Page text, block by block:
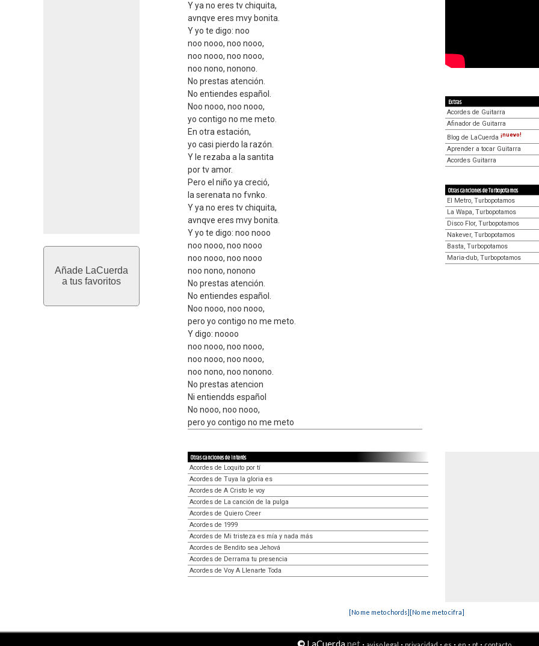
Añade LaCuerda
a tus favoritos
Y ya no eres tv chiquita,
avnqve eres mvy bonita.
Y yo te digo: noo
noo nooo, noo nooo,
noo nooo, noo nooo,
noo nono, nonono.
No prestas atención.
No entiendes español.
Noo nooo, noo nooo,
yo contigo no me meto.
En otra estación,
yo casi pierdo la razón.
Y le rezaba a la santita
por tv amor.
Pero el niño ya creció,
la serenata no fvnko.
Y ya no eres tv chiquita,
avnqve eres mvy bonita.
Y yo te digo: noo nooo
noo nooo, noo nooo
noo nooo, noo nooo
noo nono, nonono
No prestas atención.
No entiendes español.
Noo nooo, noo nooo,
pero yo contigo no me meto.
Y digo: noooo
noo nooo, noo nooo,
noo nooo, noo nooo,
noo nono, noo nonono.
No prestas atencion
Ni entiendds español
No nooo, noo nooo,
pero yo contigo no me meto
Extras
Acordes de Guitarra
Afinador de Guitarra
Blog de LaCuerda ¡nuevo!
Aprender a tocar Guitarra
Acordes Guitarra
Otras canciones de Turbopotamos
El Metro, Turbopotamos
La Wapa, Turbopotamos
Disco Flor, Turbopotamos
Nakever, Turbopotamos
Basta, Turbopotamos
Maria-dub, Turbopotamos
Otras canciones de interés
Acordes de Loquito por tí
Acordes de Tuya la gloria es
Acordes de A Cristo le voy
Acordes de La canción de la pulga
Acordes de Quiero Creer
Acordes de 1999
Acordes de Mi tristeza es mía y nada más
Acordes de Bendito sea Jehová
Acordes de Derrama tu presencia
Acordes de Voy A Llenarte Toda
[No me meto chords][No me meto cifra]
© LaCuerda.net · · · · · ·